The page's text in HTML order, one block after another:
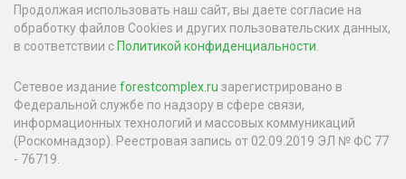
Продолжая использовать наш сайт, вы даете согласие на
обработку файлов Cookies и других пользовательских данных,
в соответствии с Политикой конфиденциальности.
Сетевое издание forestcomplex.ru зарегистрировано в
Федеральной службе по надзору в сфере связи,
информационных технологий и массовых коммуникаций
(Роскомнадзор). Реестровая запись от 02.09.2019 ЭЛ № ФС 77
- 76719.